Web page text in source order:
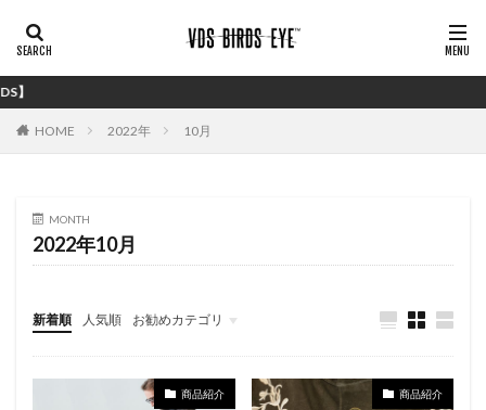
HOME 2022年 10月
MONTH
2022年10月
新着順 人気順 お勧めカテゴリ
バイイング
商品紹介 商品紹介